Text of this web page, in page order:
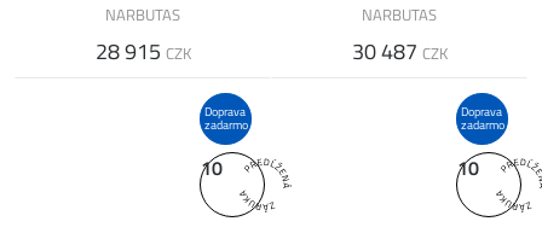
NARBUTAS
28 915 CZK
NARBUTAS
30 487 CZK
Doprava
zadarmo
10
Doprava
zadarmo
10